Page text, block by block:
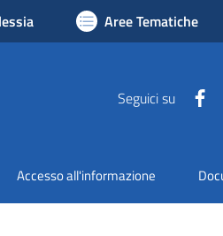
Aree Tematiche
Seguici su
Accesso all'informazione